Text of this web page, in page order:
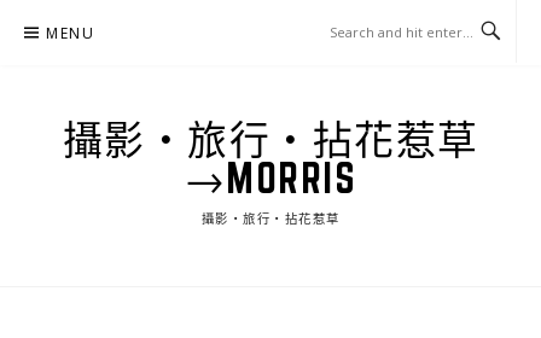
MENU
攝影‧旅行‧拈花惹草
→MORRIS
攝影‧旅行‧拈花惹草